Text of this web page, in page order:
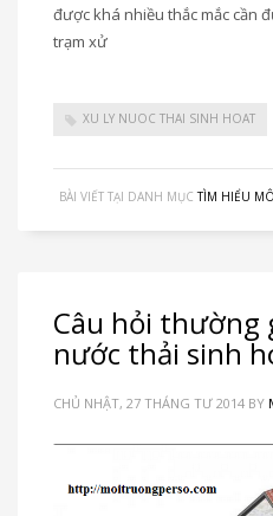
được khá nhiều thắc mắc cần
trạm xử
XU LY NUOC THAI SINH HOAT
BÀI VIẾT TẠI DANH MỤC TÌM HIỂU
Câu hỏi thường
nước thải sinh
CHỦ NHẬT, 27 THÁNG TƯ 2014 BY